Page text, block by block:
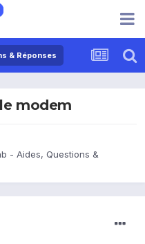
& Réponses
modem
- Aides, Questions &